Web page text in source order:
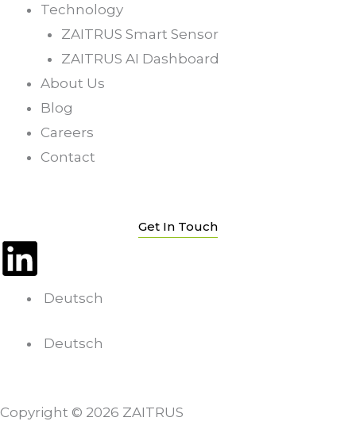
Technology
ZAITRUS Smart Sensor
ZAITRUS AI Dashboard
About Us
Blog
Careers
Contact
Get In Touch
L
i
n
Deutsch
Deutsch
Copyright © 2026 ZAITRUS